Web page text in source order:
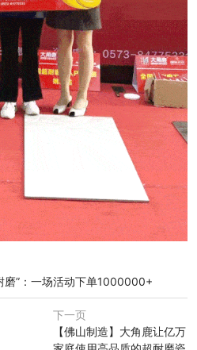
磨”：一场活动下单1000000+
下一页
【佛山制造】大角鹿让亿万